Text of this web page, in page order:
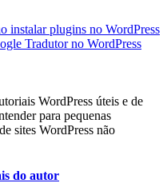
instalar plugins no WordPress
Tradutor no WordPress
WordPress úteis e de
para pequenas
sites WordPress não
do autor